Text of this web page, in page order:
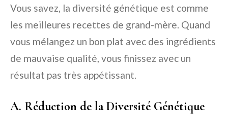
Vous savez, la diversité génétique est comme
les meilleures recettes de grand-mère. Quand
vous mélangez un bon plat avec des ingrédients
de mauvaise qualité, vous finissez avec un
résultat pas très appétissant.
A. Réduction de la Diversité Génétique